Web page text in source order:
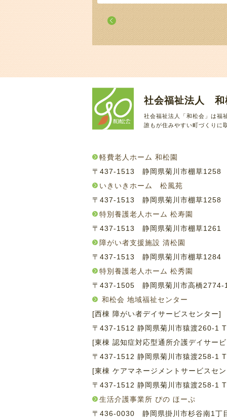
社会福祉法人 和
社会福祉法人「和松会」は福
誰もが住みやすい町づくりに
軽費老人ホーム 和松園
〒437-1513 静岡県菊川市棚草
いきいきホーム 松風苑
〒437-1513 静岡県菊川市棚草
特別養護老人ホーム 松寿園
〒437-1513 静岡県菊川市棚草
障がい者支援施設 清松園
〒437-1513 静岡県菊川市棚草
特別養護老人ホーム 松秀園
〒437-1505 静岡県菊川市高橋
和松会 地域福祉センター
[西棟 障がい者デイサービスセンター]
〒437-1512 静岡県菊川市猿渡260-1
[東棟 認知症対応型通所介護デイサー
〒437-1512 静岡県菊川市猿渡258-1
[東棟 ケアマネージメントサービスセ
〒437-1512 静岡県菊川市猿渡258-1
生活介護事業所 ぴの ほーぷ
〒436-0030 静岡県掛川市杉谷南1